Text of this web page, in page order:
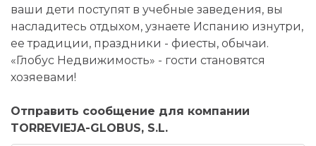
ваши дети поступят в учебные заведения, вы
насладитесь отдыхом, узнаете Испанию изнутри,
ее традиции, праздники - фиесты, обычаи.
«Глобус Недвижимость» - гости становятся
хозяевами!
Отправить сообщение для компании
TORREVIEJA-GLOBUS, S.L.